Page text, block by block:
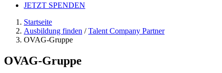
JETZT SPENDEN
Startseite
Ausbildung finden /Talent Company Partner
OVAG-Gruppe
OVAG-Gruppe